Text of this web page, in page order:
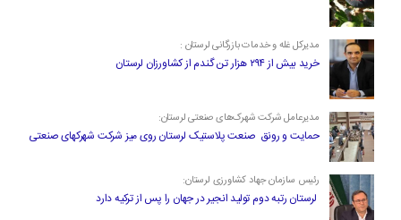
مدیرکل غله و خدمات بازرگانی لرستان :
خرید بیش از ۲۹۴ هزار تن گندم از کشاورزان لرستان
مدیرعامل شرکت شهرک‌های صنعتی لرستان:
حمایت و رونق صنعت پلاستیک لرستان روی میز شرکت شهرکهای صنعتی
رئیس سازمان جهاد کشاورزی لرستان:
لرستان رتبه دوم تولید انجیر در جهان را پس از ترکیه دارد